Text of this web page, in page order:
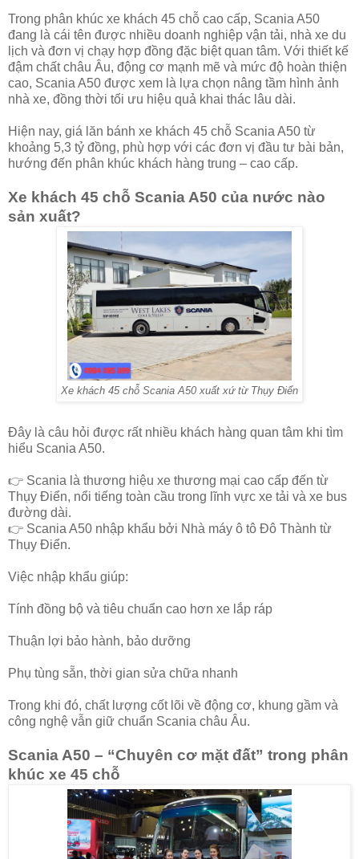
Trong phân khúc xe khách 45 chỗ cao cấp, Scania A50
đang là cái tên được nhiều doanh nghiệp vận tải, nhà xe du
lịch và đơn vị chạy hợp đồng đặc biệt quan tâm. Với thiết kế
đậm chất châu Âu, động cơ mạnh mẽ và mức độ hoàn thiện
cao, Scania A50 được xem là lựa chọn nâng tầm hình ảnh
nhà xe, đồng thời tối ưu hiệu quả khai thác lâu dài.
Hiện nay, giá lăn bánh xe khách 45 chỗ Scania A50 từ
khoảng 5,3 tỷ đồng, phù hợp với các đơn vị đầu tư bài bản,
hướng đến phân khúc khách hàng trung – cao cấp.
Xe khách 45 chỗ Scania A50 của nước nào
sản xuất?
Xe khách 45 chỗ Scania A50 xuất xứ từ Thụy Điển
Đây là câu hỏi được rất nhiều khách hàng quan tâm khi tìm
hiểu Scania A50.
👉 Scania là thương hiệu xe thương mại cao cấp đến từ
Thụy Điển, nổi tiếng toàn cầu trong lĩnh vực xe tải và xe bus
đường dài.
👉 Scania A50 nhập khẩu bởi Nhà máy ô tô Đô Thành từ
Thụy Điển.
Việc nhập khẩu giúp:
Tính đồng bộ và tiêu chuẩn cao hơn xe lắp ráp
Thuận lợi bảo hành, bảo dưỡng
Phụ tùng sẵn, thời gian sửa chữa nhanh
Trong khi đó, chất lượng cốt lõi về động cơ, khung gầm và
công nghệ vẫn giữ chuẩn Scania châu Âu.
Scania A50 – “Chuyên cơ mặt đất” trong phân
khúc xe 45 chỗ